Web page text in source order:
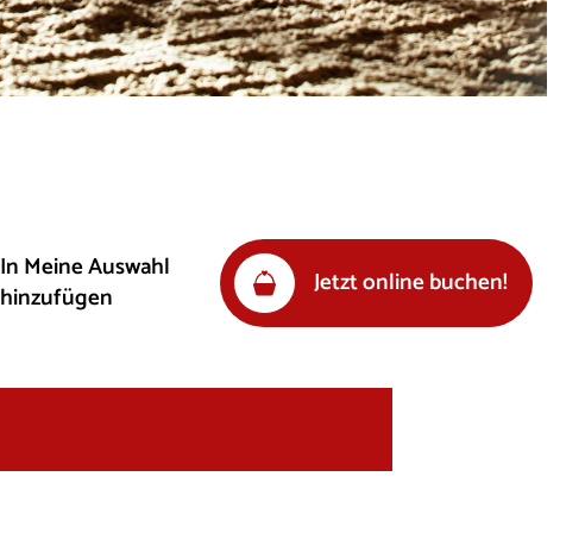
In Meine Auswahl
hinzufügen
Jetzt online buchen!